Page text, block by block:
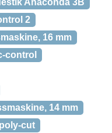
Anaconda 3B
2
16 mm
control
14 mm
cut